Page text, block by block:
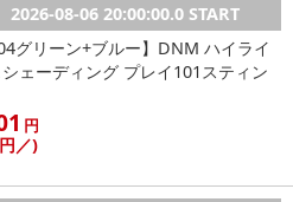
高さ21.8cm
フタレート
ピレン
ロー（内、2色をランダムに発送い
せん）
2026-08-06 20:00:00.0 START
グリーン+ブルー】DNM ハイライ
シェーディング プレイ101スティン
円
／)